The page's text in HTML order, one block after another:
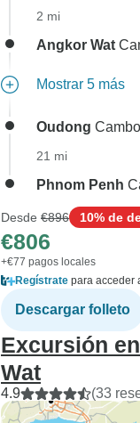
2 mi
Angkor Wat
Mostrar 5 más
Oudong
21 mi
Phnom Penh
Desde €896 10% de
€806
+€77 pagos locales
Regístrate para acceder
Descargar folleto
Excursión
Wat
4.9 (33